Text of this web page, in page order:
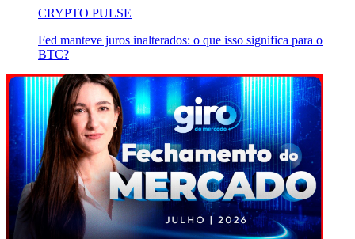
CRYPTO PULSE
Fed manteve juros inalterados: o que isso significa para o
BTC?